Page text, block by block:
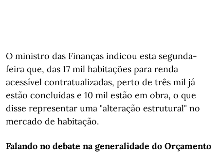
O ministro das Finanças indicou esta segunda-
feira que, das 17 mil habitações para renda
acessível contratualizadas, perto de três mil já
estão concluídas e 10 mil estão em obra, o que
disse representar uma "alteração estrutural" no
mercado de habitação.
Falando no debate na generalidade do Orçamento